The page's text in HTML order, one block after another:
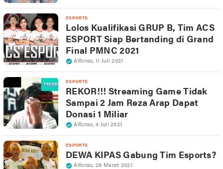
ESPORTS
Lolos Kualifikasi GRUP B, Tim ACS
ESPORT Siap Bertanding di Grand
Final PMNC 2021
Alfonso,11 Juli 2021
ESPORTS
REKOR!!! Streaming Game Tidak
Sampai 2 Jam Reza Arap Dapat
Donasi 1 Miliar
Alfonso,4 Juli 2021
ESPORTS
DEWA KIPAS Gabung Tim Esports?
Alfonso,26 Maret 2021